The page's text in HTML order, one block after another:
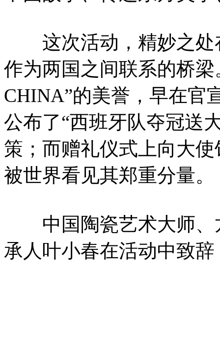
这次活动，精妙之处
作为两国之间联系的桥
CHINA”的美誉，早在官
公布了“西班牙队夺冠送
策；而赠礼仪式上向大
被世界看见其郑重分量。
中国陶瓷艺术大师、
承人叶小春在活动中致辞